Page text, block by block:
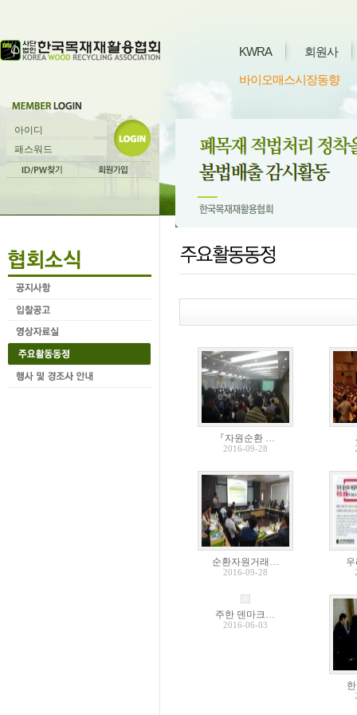
KWRA 회원사
바이오매스시장동향
『자원순환 …
2016-09-28
순환자원거래…
2016-09-28
주한 덴마크…
2016-06-03